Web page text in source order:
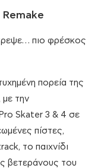
πιο φρέσκος
πορεία της
την
Skater 3 & 4 σε
πίστες,
το παιχνίδι
βετεράνους του